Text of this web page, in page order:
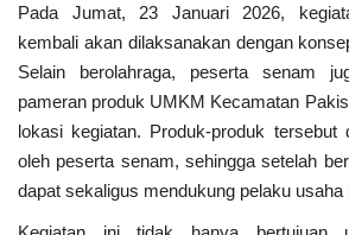
Pada Jumat, 23 Januari 2026,
kembali akan dilaksanakan dengan
Selain berolahraga, peserta senam
pameran produk UMKM Kecamatan
lokasi kegiatan. Produk-produk tersebut
oleh peserta senam, sehingga setelah
dapat sekaligus mendukung pelaku usaha